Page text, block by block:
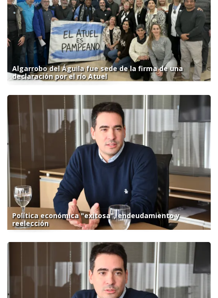
Algarrobo del Águila fue sede de la firma de una
declaración por el río Atuel
Política económica "exitosa", endeudamiento y
reelección